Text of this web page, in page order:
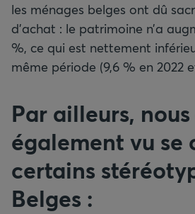
les ménages belges ont dû
d’achat : le patrimoine n’a
%, ce qui est nettement
même période (9,6 % en 2022
Par ailleurs,
également vu se
certains
Belges :